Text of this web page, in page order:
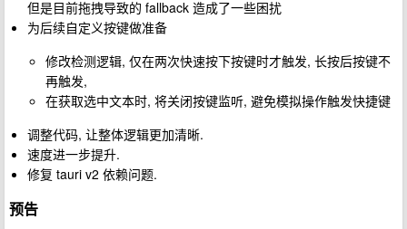
但是目前拖拽导致的 fallback 造成了一些困扰
为后续自定义按键做准备
修改检测逻辑, 仅在两次快速按下按键时才触发, 长按后按键不
再触发,
在获取选中文本时, 将关闭按键监听, 避免模拟操作触发快捷键
调整代码, 让整体逻辑更加清晰.
速度进一步提升.
修复 tauri v2 依赖问题.
预告